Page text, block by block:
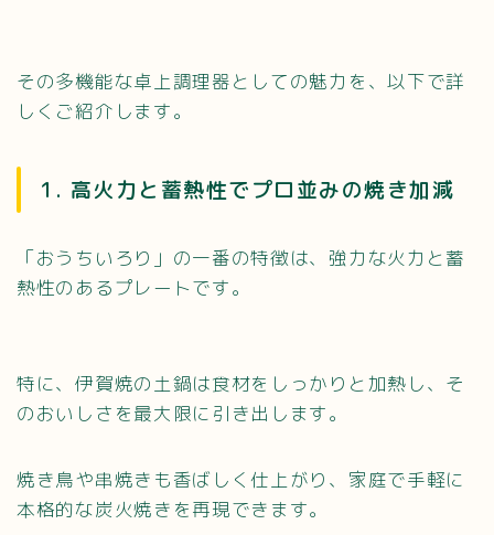
その多機能な卓上調理器としての魅力を、以下で詳
しくご紹介します。
1. 高火力と蓄熱性でプロ並みの焼き加減
「おうちいろり」の一番の特徴は、強力な火力と蓄
熱性のあるプレートです。
特に、伊賀焼の土鍋は食材をしっかりと加熱し、そ
のおいしさを最大限に引き出します。
焼き鳥や串焼きも香ばしく仕上がり、家庭で手軽に
本格的な炭火焼きを再現できます。